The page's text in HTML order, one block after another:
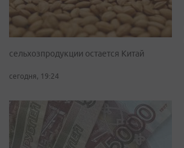
сельхозпродукции остается Китай
сегодня, 19:24